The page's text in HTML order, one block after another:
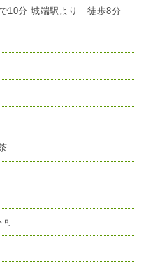
10分 城端駅より 徒歩8分
可